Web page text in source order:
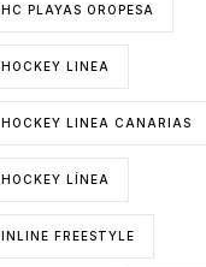
HC PLAYAS OROPESA
HOCKEY LINEA
HOCKEY LINEA CANARIAS
HOCKEY LÍNEA
INLINE FREESTYLE